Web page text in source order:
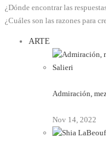
¿Dónde encontrar las
¿Cuáles son las razones para
ARTE
Admiración,
Nov 14, 2022